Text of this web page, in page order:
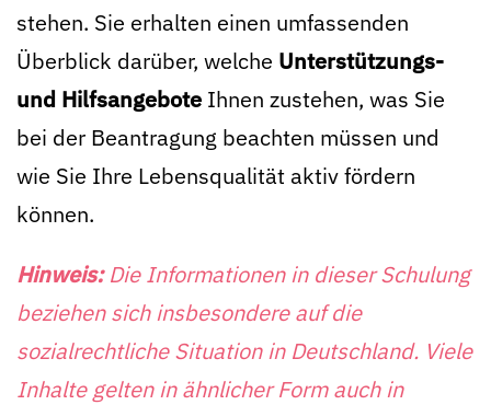
stehen. Sie erhalten einen umfassenden
Überblick darüber, welche Unterstützungs-
und Hilfsangebote Ihnen zustehen, was Sie
bei der Beantragung beachten müssen und
wie Sie Ihre Lebensqualität aktiv fördern
können.
Hinweis:Die Informationen in dieser Schulung
beziehen sich insbesondere auf die
sozialrechtliche Situation in Deutschland. Viele
Inhalte gelten in ähnlicher Form auch in